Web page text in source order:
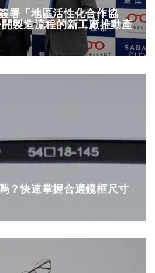
署「地區活性化合作協
製造流程的新工廠推動產
？快速掌握合適鏡框尺寸